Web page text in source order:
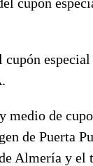
cupón especial
medio de
de Puerta
Almería y el